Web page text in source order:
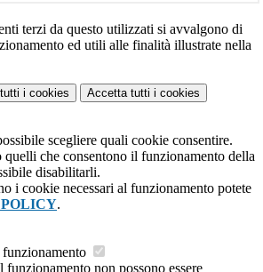
terzi da questo utilizzati si avvalgono di
ed utili alle finalità illustrate nella
i cookies Accetta tutti i cookies
scegliere quali cookie consentire.
quelli che consentono il funzionamento della
disabilitarli.
i cookie necessari al funzionamento potete
.
funzionamento non possono essere